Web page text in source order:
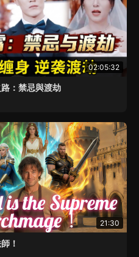
02:05:32
：禁忌與渡劫
21:30
！